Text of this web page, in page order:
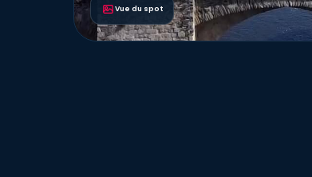
Vue du spot